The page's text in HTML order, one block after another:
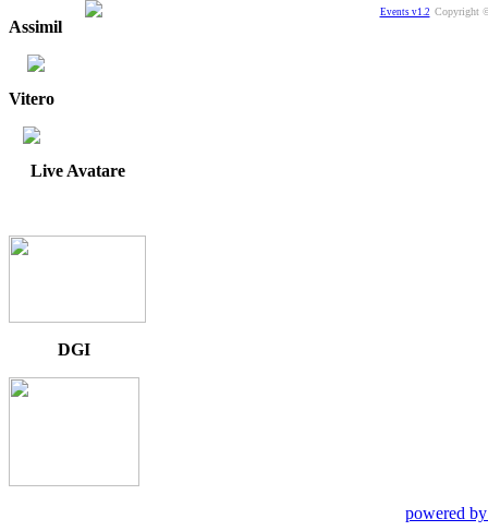
Assimil
Vitero
Live Avatare
DGI
Events v1.2 Copyright
powered